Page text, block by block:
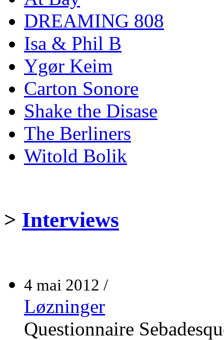
DREAMING 808
Isa & Phil B
Ygør Keim
Carton Sonore
Shake the Disase
The Berliners
Witold Bolik
> Interviews
4 mai 2012 /
Løzninger
Questionnaire